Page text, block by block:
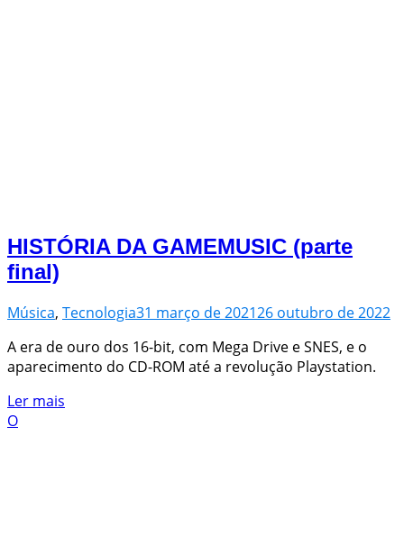
HISTÓRIA DA GAMEMUSIC (parte
final)
Música, Tecnologia31 março de 202126 outubro de 2022
A era de ouro dos 16-bit, com Mega Drive e SNES, e o
aparecimento do CD-ROM até a revolução Playstation.
Ler mais
O